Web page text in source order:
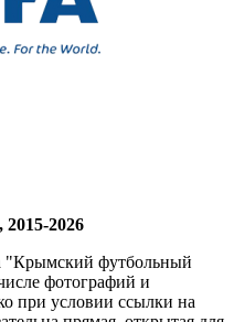
2026
"Крымский футбольный
фотографий и
при условии ссылки на